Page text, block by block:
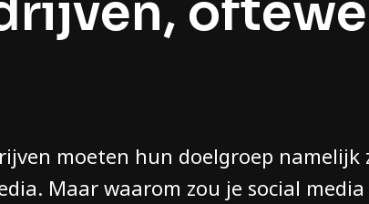
moeten hun doelgroep namelijk
Maar waarom zou je social